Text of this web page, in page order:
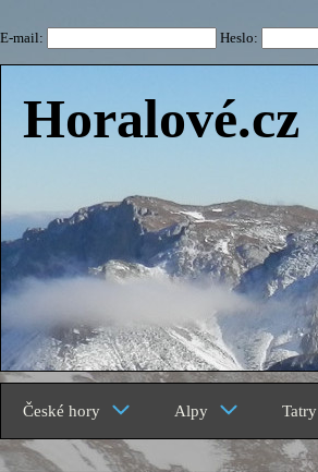
E-mail: Heslo:
Horalové.cz
České hory Alpy Tatry